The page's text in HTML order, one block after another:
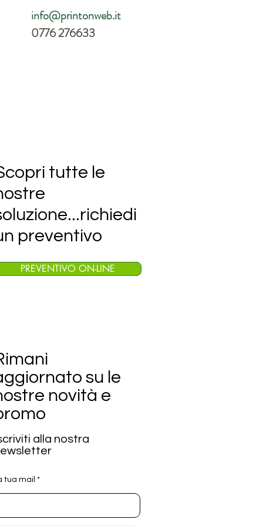
info@printonweb.it
0776 276633
tutte le
preventivo
PREVENTIVO ON-LINE
su le
novità e
alla nostra
tua mail